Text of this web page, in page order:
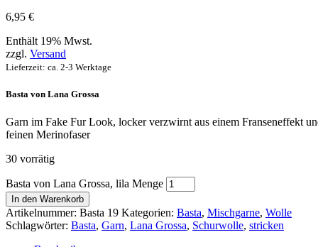
6,95 €
Enthält 19% Mwst.
zzgl. Versand
Lieferzeit: ca. 2-3 Werktage
Basta von Lana Grossa
Garn im Fake Fur Look, locker verzwirnt aus einem Franseneffekt
feinen Merinofaser
30 vorrätig
Basta von Lana Grossa, lila Menge
In den Warenkorb
Artikelnummer: Basta 19 Kategorien: Basta, Mischgarne, Wolle
Schlagwörter: Basta, Garn, Lana Grossa, Schurwolle, stricken